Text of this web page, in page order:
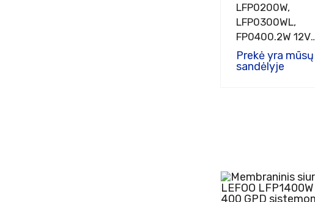
LFP0200W,
LFP0300WL,
FP0400.2W 12V
sistemoms
Prekė yra mūsų
sandėlyje